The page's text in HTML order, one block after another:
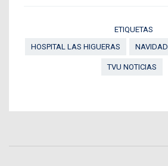
ETIQUETAS
HOSPITAL LAS HIGUERAS
NAVIDAD
TVU NOTICIAS